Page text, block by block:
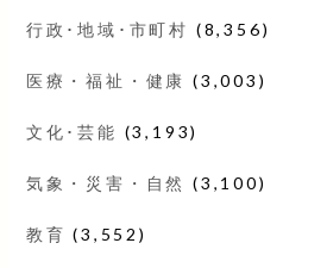
行政･地域･市町村 (8,356)
医療・福祉・健康 (3,003)
文化･芸能 (3,193)
気象・災害・自然 (3,100)
教育 (3,552)